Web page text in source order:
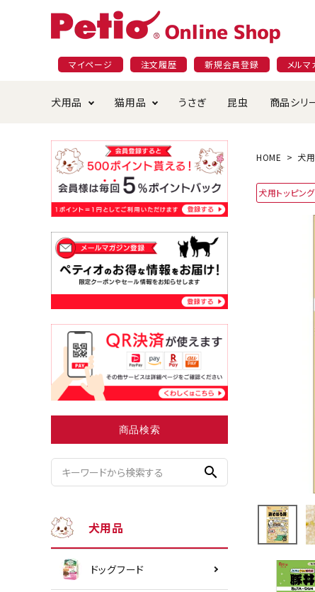
マイページ 注文履歴 新規会員登録 メルマ
犬用品
ドッグフード お
ペットシーツ ベ
おもちゃ 食
首輪・ハーネス・リード し
猫用品
ごはん・おやつ お
ベッド・ハウス・マット サ
食器・給水器 防
替え・交換パーツ
うさぎ 昆虫 商品シリ
プラクト 素
夜のお散歩特集 無
国産フード&おやつ特集 穀物不
じゃらして遊ぶ
またた
小型犬にオススメ ダイエ
ショッピングガイド 会
返品・交換について オ
商品検索
search
犬用品
ドッグフード
HOME 犬
犬用トッピング